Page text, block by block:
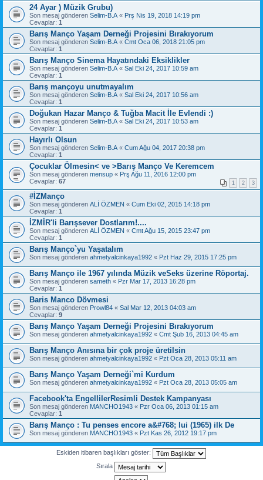
24 Ayar ) Müzik Grubu)
Son mesaj gönderen Selim-B.A « Prş Nis 19, 2018 14:19 pm
Cevaplar: 1
Barış Manço Yaşam Derneği Projesini Bırakıyorum
Son mesaj gönderen Selim-B.A « Cmt Oca 06, 2018 21:05 pm
Cevaplar: 1
Barış Manço Sinema Hayatındaki Eksiklikler
Son mesaj gönderen Selim-B.A « Sal Eki 24, 2017 10:59 am
Cevaplar: 1
Barış mançoyu unutmayalım
Son mesaj gönderen Selim-B.A « Sal Eki 24, 2017 10:56 am
Cevaplar: 1
Doğukan Hazar Manço & Tuğba Macit İle Evlendi :)
Son mesaj gönderen Selim-B.A « Sal Eki 24, 2017 10:53 am
Cevaplar: 1
Hayırlı Olsun
Son mesaj gönderen Selim-B.A « Cum Ağu 04, 2017 20:38 pm
Cevaplar: 1
Çocuklar Ölmesin< ve >Barış Manço Ve Keremcem
Son mesaj gönderen mensup « Prş Ağu 11, 2016 12:00 pm
Cevaplar: 67 1 2 3
#İZManço
Son mesaj gönderen ALİ ÖZMEN « Cum Eki 02, 2015 14:18 pm
Cevaplar: 1
İZMİR'li Barışsever Dostlarım!....
Son mesaj gönderen ALİ ÖZMEN « Cmt Ağu 15, 2015 23:47 pm
Cevaplar: 1
Barış Manço`yu Yaşatalım
Son mesaj gönderen ahmetyalcinkaya1992 « Pzt Haz 29, 2015 17:25 pm
Barış Manço ile 1967 yılında Müzik veSeks üzerine Röportaj.
Son mesaj gönderen sameth « Pzr Mar 17, 2013 16:28 pm
Cevaplar: 1
Baris Manco Dövmesi
Son mesaj gönderen Prowl84 « Sal Mar 12, 2013 04:03 am
Cevaplar: 9
Barış Manço Yaşam Derneği Projesini Bırakıyorum
Son mesaj gönderen ahmetyalcinkaya1992 « Cmt Şub 16, 2013 04:45 am
Barış Manço Anısına bir çok proje üretilsin
Son mesaj gönderen ahmetyalcinkaya1992 « Pzt Oca 28, 2013 05:11 am
Barış Manço Yaşam Derneği`mi Kurdum
Son mesaj gönderen ahmetyalcinkaya1992 « Pzt Oca 28, 2013 05:05 am
Facebook'ta EngellilerResimli Destek Kampanyası
Son mesaj gönderen MANCHO1943 « Pzr Oca 06, 2013 01:15 am
Cevaplar: 1
Barış Manço : Tu penses encore a&#768; lui (1965) ilk De
Son mesaj gönderen MANCHO1943 « Pzt Kas 26, 2012 19:17 pm
Eskiden itibaren başlıkları göster:
Sırala